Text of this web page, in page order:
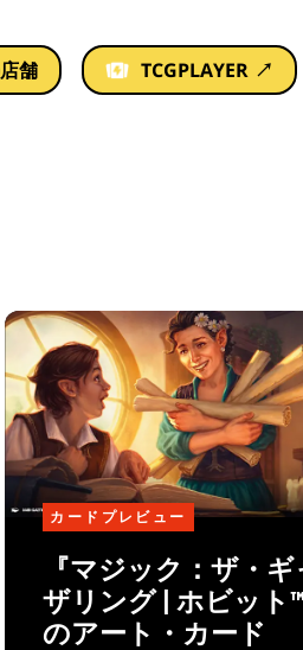
舗 TCGPLAYER ↗
カードプレビュー
『マジック：ザ・ギ
ザリング | ホビット™
のアート・カード